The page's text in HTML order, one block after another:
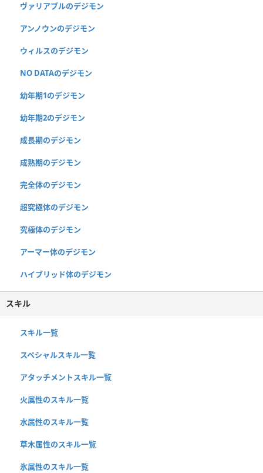
ヴァリアブルのデジモン
アンノウンのデジモン
ウィルスのデジモン
NO DATAのデジモン
幼年期1のデジモン
幼年期2のデジモン
成長期のデジモン
成熟期のデジモン
完全体のデジモン
超究極体のデジモン
究極体のデジモン
アーマー体のデジモン
ハイブリッド体のデジモン
スキル
スキル一覧
スペシャルスキル一覧
アタッチメントスキル一覧
火属性のスキル一覧
水属性のスキル一覧
草木属性のスキル一覧
氷属性のスキル一覧